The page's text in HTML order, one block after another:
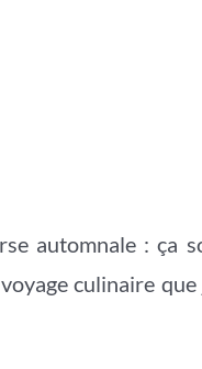
automnale : ça
culinaire